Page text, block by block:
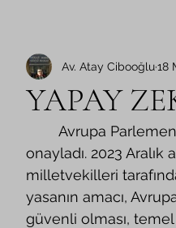
YAPAY
Av. Atay Cibooğlu18
onayladı. 2023
milletvekilleri
yasanın amacı,
güvenli olması,